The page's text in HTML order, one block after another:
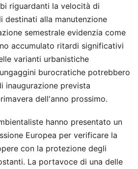
riguardanti la velocità di
destinati alla manutenzione
semestrale evidenzia come
accumulato ritardi significativi
varianti urbanistiche
burocratiche potrebbero
inaugurazione prevista
dell'anno prossimo.
hanno presentato un
Europea per verificare la
con la protezione degli
La portavoce di una delle